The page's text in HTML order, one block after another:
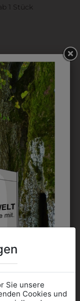
1 Stück
Details, jedoch
Stück
Sie unsere
Cookies und